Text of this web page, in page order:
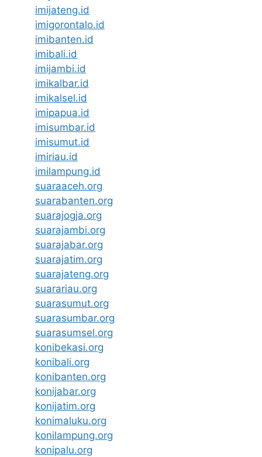
imijateng.id
imigorontalo.id
imibanten.id
imibali.id
imijambi.id
imikalbar.id
imikalsel.id
imipapua.id
imisumbar.id
imisumut.id
imiriau.id
imilampung.id
suaraaceh.org
suarabanten.org
suarajogja.org
suarajambi.org
suarajabar.org
suarajatim.org
suarajateng.org
suarariau.org
suarasumut.org
suarasumbar.org
suarasumsel.org
konibekasi.org
konibali.org
konibanten.org
konijabar.org
konijatim.org
konimaluku.org
konilampung.org
konipalu.org